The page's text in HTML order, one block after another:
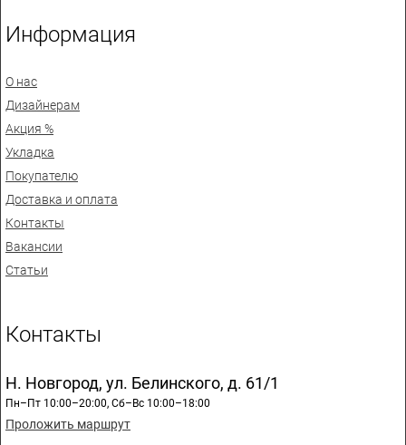
Информация
О нас
Дизайнерам
Акция %
Укладка
Покупателю
Доставка и оплата
Контакты
Вакансии
Статьи
Контакты
Н. Новгород, ул. Белинского, д. 61/1
Пн–Пт 10:00–20:00, Сб–Вс 10:00–18:00
Проложить маршрут